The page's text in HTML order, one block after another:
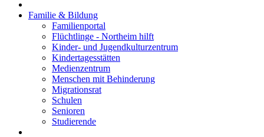
Familie & Bildung
Familienportal
Flüchtlinge - Northeim hilft
Kinder- und Jugendkulturzentrum
Kindertagesstätten
Medienzentrum
Menschen mit Behinderung
Migrationsrat
Schulen
Senioren
Studierende